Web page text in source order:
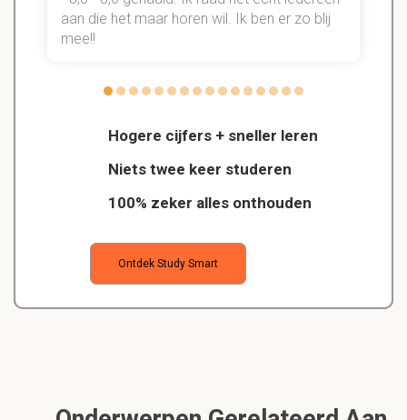
Hogere cijfers + sneller leren
Niets twee keer studeren
100% zeker alles onthouden
Ontdek Study Smart
aan die het maar horen wil. Ik ben er zo blij
mee!!